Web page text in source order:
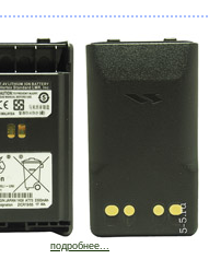
подробнее...